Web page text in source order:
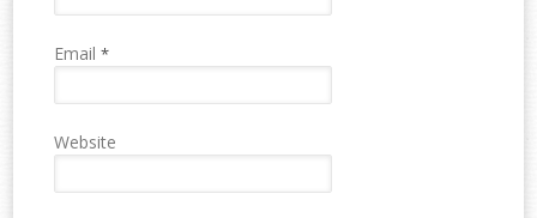
Email*
Website